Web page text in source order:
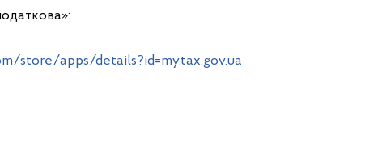
store/apps/details?id=my.tax.gov.ua